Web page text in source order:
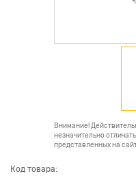
Внимание!
незначительно
представленных на
Код товара: